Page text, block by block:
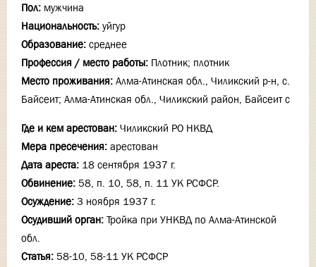
Пол: мужчина
Национальность: уйгур
Образование: среднее
Профессия / место работы: Плотник; плотник
Место проживания: Алма-Атинская обл., Чиликский р-н, с.
Байсеит; Алма-Атинская обл., Чиликский район, Байсеит с
Где и кем арестован: Чиликский РО НКВД
Мера пресечения: арестован
Дата ареста: 18 сентября 1937 г.
Обвинение: 58, п. 10, 58, п. 11 УК РСФСР.
Осуждение: 3 ноября 1937 г.
Осудивший орган: Тройка при УНКВД по Алма-Атинской
обл.
Статья: 58-10, 58-11 УК РСФСР